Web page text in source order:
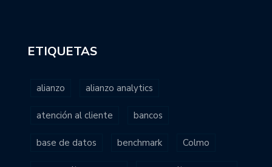
ETIQUETAS
alianzo alianzo analytics
atención al cliente bancos
base de datos benchmark Colmo